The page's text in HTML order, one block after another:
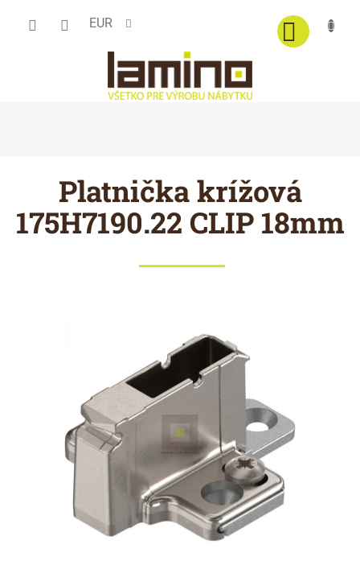
EUR
Platnička krížová
175H7190.22 CLIP 18mm